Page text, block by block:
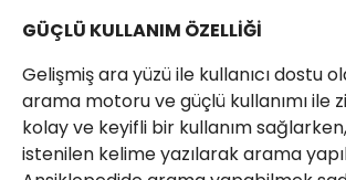
GÜÇLÜ KULLANIM ÖZELLİĞİ
Gelişmiş ara yüzü ile kullanıcı dostu
arama motoru ve güçlü kullanımı ile
kolay ve keyifli bir kullanım
istenilen kelime yazılarak arama